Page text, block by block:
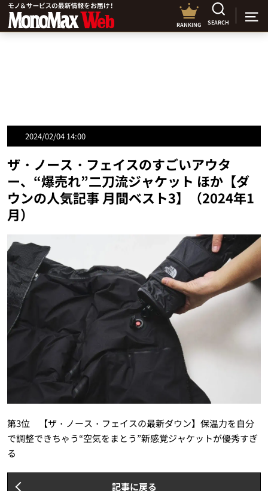
RANKING SEARCH
2024/02/04 14:00
ザ・ノース・フェイスのすごいアウタ
ー、“爆売れ”二刀流ジャケット ほか【ダ
ウンの人気記事 月間ベスト3】（2024年1
月）
第3位 【ザ・ノース・フェイスの最新ダウン】保温力を自分
で調整できちゃう“空気をまとう”新感覚ジャケットが優秀すぎ
る
記事に戻る